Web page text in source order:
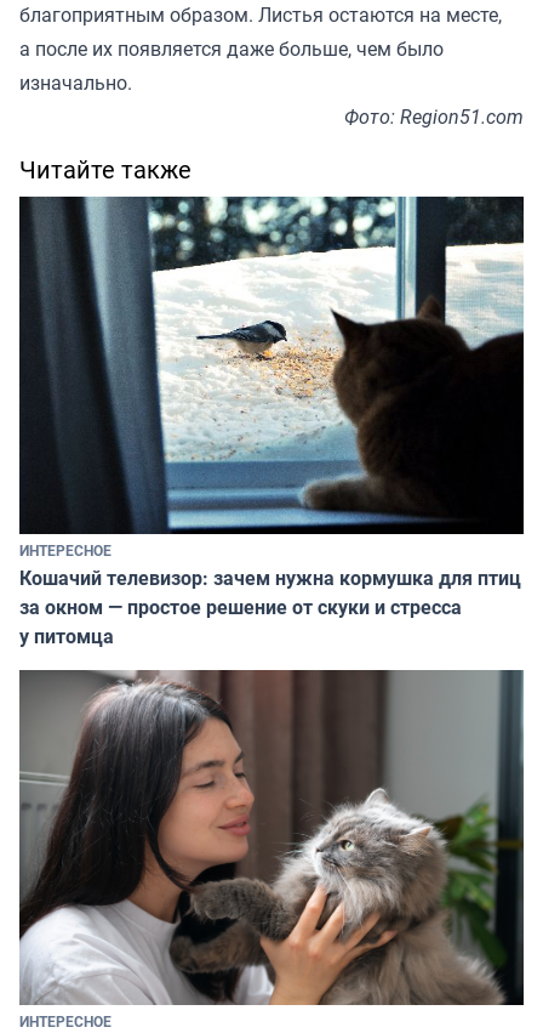
благоприятным образом. Листья остаются на месте,
а после их появляется даже больше, чем было
изначально.
Фото: Region51.com
Читайте также
ИНТЕРЕСНОЕ
Кошачий телевизор: зачем нужна кормушка для птиц
за окном — простое решение от скуки и стресса
у питомца
ИНТЕРЕСНОЕ